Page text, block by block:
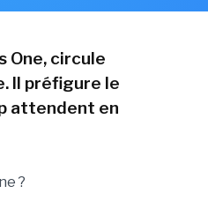
One, circule
Il préfigure le
attendent en